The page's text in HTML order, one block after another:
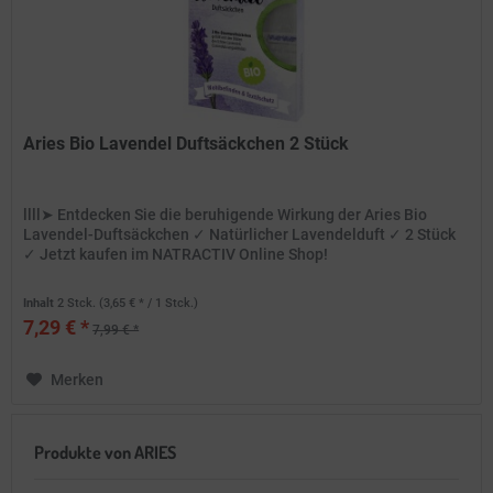
Aries Bio Lavendel Duftsäckchen 2 Stück
llll➤ Entdecken Sie die beruhigende Wirkung der Aries Bio
Lavendel-Duftsäckchen ✓ Natürlicher Lavendelduft ✓ 2 Stück
✓ Jetzt kaufen im NATRACTIV Online Shop!
Inhalt 2 Stck. (3,65 € * / 1 Stck.)
7,29 € * 7,99 € *
Merken
Produkte von ARIES